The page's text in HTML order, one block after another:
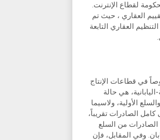
لقطاع الإنترنت.
العقاري ، حيث تم
العقاري التابعة
في قطاعات الإنتاج
هي حالة
الأولية، ولاسيما
الصادرات تقريباً،
يزيد على 98% من الصادرات الخليجية لليابان في عام 2020. أما الصادرات من السلع
وفي المقابل، فإن